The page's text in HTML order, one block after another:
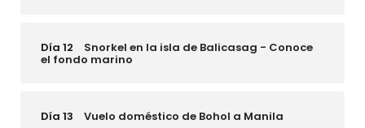
Día 12 Snorkel en la isla de Balicasag - Conoce
el fondo marino
Día 13 Vuelo doméstico de Bohol a Manila